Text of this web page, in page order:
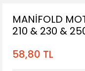
MANİFOLD
210 & 230 &
58,80 TL